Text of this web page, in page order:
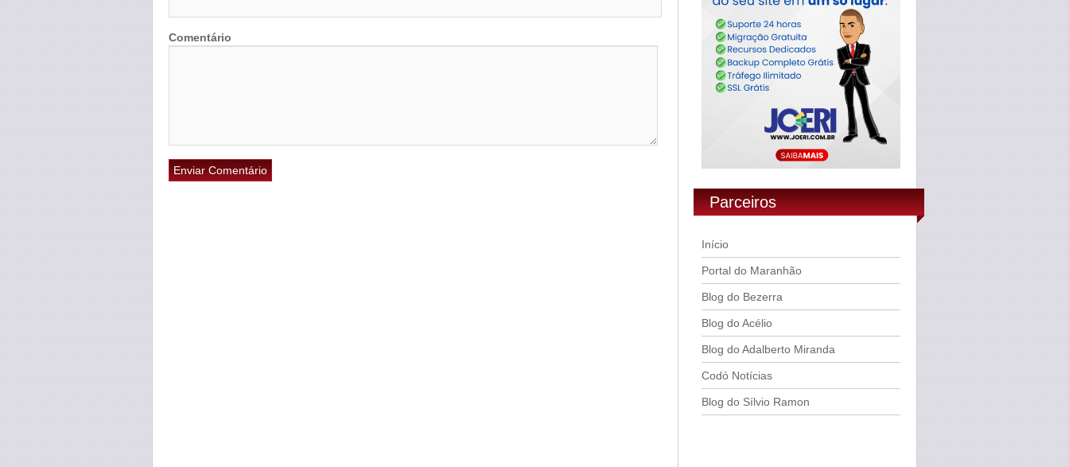
Comentário
Parceiros
Início
Portal do Maranhão
Blog do Bezerra
Blog do Acélio
Blog do Adalberto Miranda
Codó Notícias
Blog do Sílvio Ramon